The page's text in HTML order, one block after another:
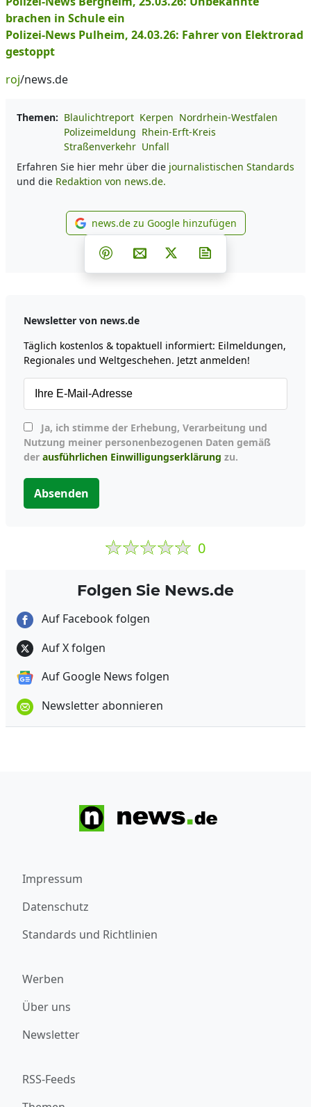
brachen in Schule ein
Polizei-News Pulheim, 24.03.26: Fahrer von Elektrorad
gestoppt
roj/news.de
Themen: Blaulichtreport Kerpen Nordrhein-Westfalen
Polizeimeldung Rhein-Erft-Kreis
Straßenverkehr Unfall
Erfahren Sie hier mehr über die journalistischen Standards
und die Redaktion von news.de.
news.de zu Google
news.de zu Google hinzufügen
Teilen auf Facebook
Teilen auf Whatsapp
Teilen auf Telegram
Teilen auf Pinterest
Per E-Mail teilen
Post auf X
Newsletter von news.de
Täglich kostenlos & topaktuell informiert: Eilmeldungen,
Regionales und Weltgeschehen. Jetzt anmelden!
Nutzung meiner personenbezogenen Daten gemäß
der ausführlichen Einwilligungserklärung zu.
Absenden
0
Folgen Sie News.de
Auf Facebook folgen
Auf X folgen
Auf Google News folgen
Newsletter abonnieren
Impressum
Datenschutz
Standards und Richtlinien
Werben
Über uns
Newsletter
RSS-Feeds